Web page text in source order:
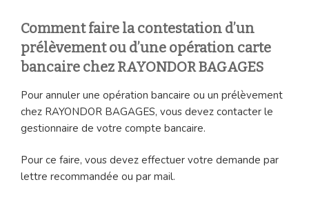
Comment faire la contestation d’un
prélèvement ou d’une opération carte
bancaire chez RAYONDOR BAGAGES
Pour annuler une opération bancaire ou un prélèvement
chez RAYONDOR BAGAGES, vous devez contacter le
gestionnaire de votre compte bancaire.
Pour ce faire, vous devez effectuer votre demande par
lettre recommandée ou par mail.